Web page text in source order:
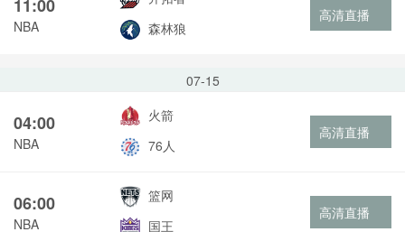
11:00
NBA
森林狼
高清直播
07-15
04:00
NBA
火箭
76人
高清直播
06:00
NBA
篮网
国王
高清直播